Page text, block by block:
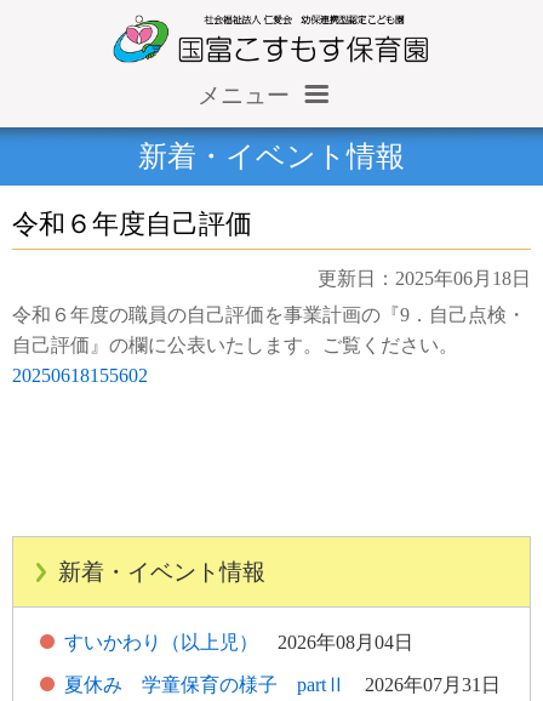
メニュー
ホーム
情報公開（収支報告等）
施設だより
保育園だより
新着・イベント情報
令和６年度自己評価
更新日：2025年06月18日
令和６年度の職員の自己評価を事業計画の『9．自己点検・
自己評価』の欄に公表いたします。ご覧ください。
20250618155602
新着・イベント情報
すいかわり（以上児） 2026年08月04日
夏休み 学童保育の様子 partⅡ 2026年07月31日